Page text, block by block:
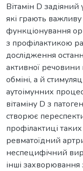
Вітамін D
які грають
функціонування
з профілактикою
дослідження
активної
обміні, а й
аутоімунних
вітаміну D з
створює
профілактиці
ревматоїдний
неспецифічний
інші